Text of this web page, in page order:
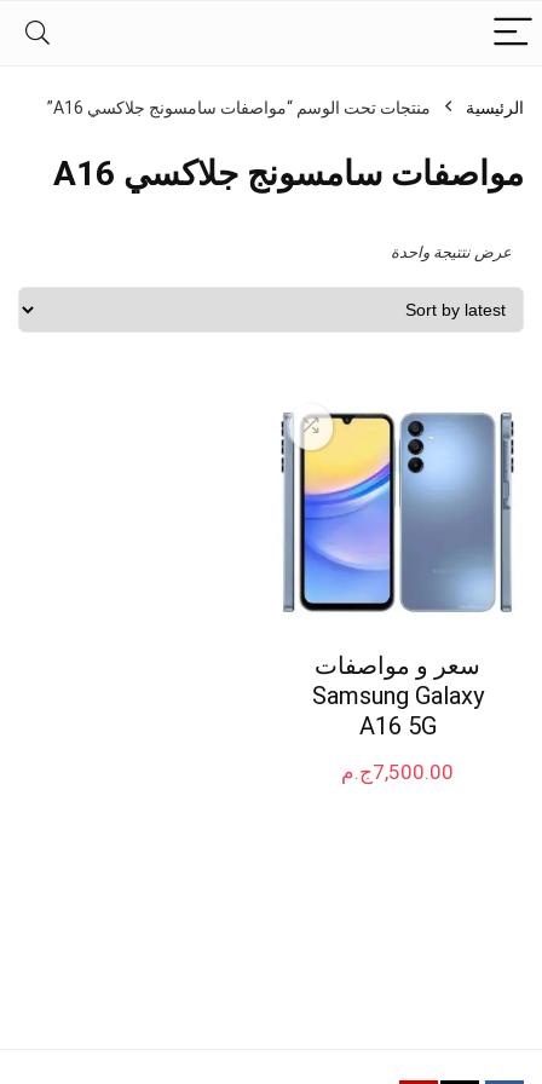
الرئيسية منتجات تحت الوسم “مواصفات سامسونج جلاكسي A16”
مواصفات سامسونج جلاكسي A16
عرض نتتيجة واحدة
سعر و مواصفات
Samsung Galaxy
A16 5G
ج.م7,500.00